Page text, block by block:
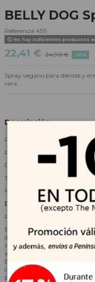
BELLY DOG
Referencia 4511
No hay suficientes productos
22,41 € 24,90 € -10%
Spray vegano para dientes y
vera.
Descripción
Reduce rápidamente el mal
Previene el sarro, la placa y la
Disminuye el riesgo de
Tamaño ideal: para cualquier
Mezcla vegetal con
Descripción
Potente spray para el cuidado
Este práctico spray no solo
disminuye el riesgo de
ingredientes naturales tienen
a un nivel enzimático,
El spray de 100 ml, es fácil de
cuidar de su amigo peludo
puede cepillarse los dientes